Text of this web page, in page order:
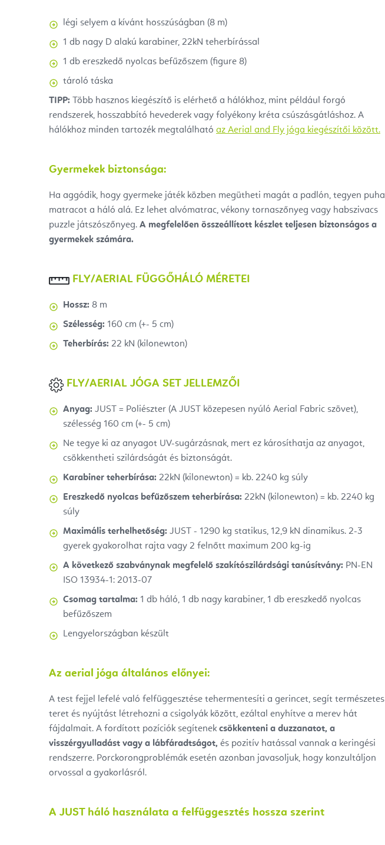
légi selyem a kívánt hosszúságban (8 m)
1 db nagy D alakú karabiner, 22kN teherbírással
1 db ereszkedő nyolcas befűzőszem (figure 8)
tároló táska
TIPP: Több hasznos kiegészítő is elérhető a hálókhoz, mint például forgó
rendszerek, hosszabbító hevederek vagy folyékony kréta csúszásgátláshoz. A
hálókhoz minden tartozék megtalálható az Aerial and Fly jóga kiegészítői között.
Gyermekek biztonsága:
Ha aggódik, hogy gyermeke játék közben megütheti magát a padlón, tegyen puha
matracot a háló alá. Ez lehet alvómatrac, vékony tornaszőnyeg vagy habszivacs
puzzle játszószőnyeg. A megfelelően összeállított készlet teljesen biztonságos a
gyermekek számára.
FLY/AERIAL FÜGGŐHÁLÓ MÉRETEI
Hossz: 8 m
Szélesség: 160 cm (+- 5 cm)
Teherbírás: 22 kN (kilonewton)
FLY/AERIAL JÓGA SET JELLEMZŐI
Anyag: JUST = Poliészter (A JUST közepesen nyúló Aerial Fabric szövet),
szélesség 160 cm (+- 5 cm)
Ne tegye ki az anyagot UV-sugárzásnak, mert ez károsíthatja az anyagot,
csökkentheti szilárdságát és biztonságát.
Karabiner teherbírása: 22kN (kilonewton) = kb. 2240 kg súly
Ereszkedő nyolcas befűzőszem teherbírása: 22kN (kilonewton) = kb. 2240 kg
súly
Maximális terhelhetőség: JUST - 1290 kg statikus, 12,9 kN dinamikus. 2-3
gyerek gyakorolhat rajta vagy 2 felnőtt maximum 200 kg-ig
A következő szabványnak megfelelő szakítószilárdsági tanúsítvány: PN-EN
ISO 13934-1: 2013-07
Csomag tartalma: 1 db háló, 1 db nagy karabiner, 1 db ereszkedő nyolcas
befűzőszem
Lengyelországban készült
Az aerial jóga általános előnyei:
A test fejjel lefelé való felfüggesztése tehermentesíti a gerincet, segít természetes
teret és nyújtást létrehozni a csigolyák között, ezáltal enyhítve a merev hát
fájdalmait. A fordított pozíciók segítenek csökkenteni a duzzanatot, a
visszérgyulladást vagy a lábfáradtságot, és pozitív hatással vannak a keringési
rendszerre. Porckorongproblémák esetén azonban javasoljuk, hogy konzultáljon
orvossal a gyakorlásról.
A JUST háló használata a felfüggesztés hossza szerint